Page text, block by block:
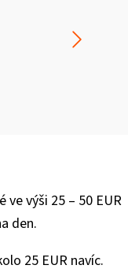
výši 25 – 50 EUR
den.
25 EUR navíc.